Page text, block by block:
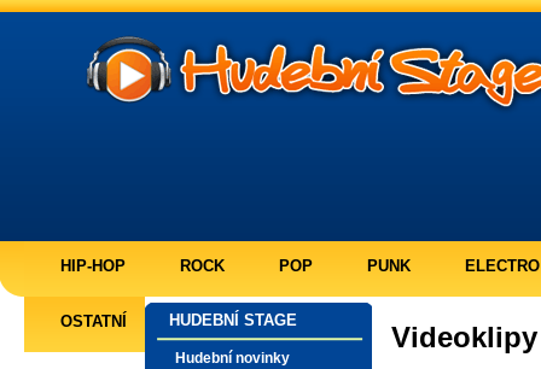
HIP-HOP ROCK POP PUNK ELECTRO
OSTATNÍ HUDEBNÍ STAGE
Hudební novinky